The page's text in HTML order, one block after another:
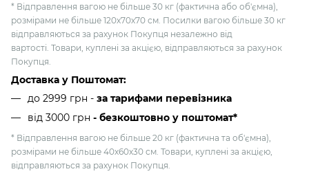
* Відправлення вагою не більше 30 кг (фактична або об'ємна),
розмірами не більше 120х70х70 см. Посилки вагою більше 30 кг
відправляються за рахунок Покупця незалежно від
вартості. Товари, куплені за акцією, відправляються за рахунок
Покупця.
Доставка у Поштомат:
до 2999 грн - за тарифами перевізника
від 3000 грн - безкоштовно у поштомат*
* Відправлення вагою не більше 20 кг (фактична та об'ємна),
розмірами не більше 40х60х30 см. Товари, куплені за акцією,
відправляються за рахунок Покупця.